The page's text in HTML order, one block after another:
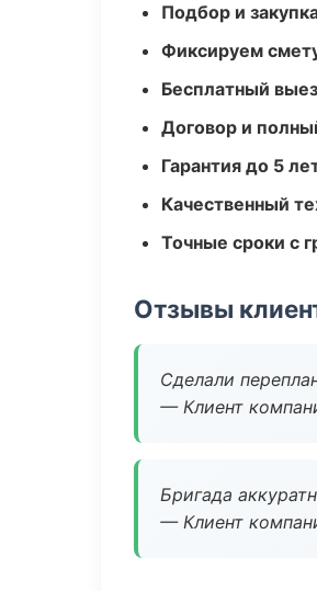
Подбор и
Фиксируем
Бесплатный
Договор и
Гарантия до 5
Качественный
Точные сроки с
Отзывы
Сделали
— Клиент
Бригада
— Клиент